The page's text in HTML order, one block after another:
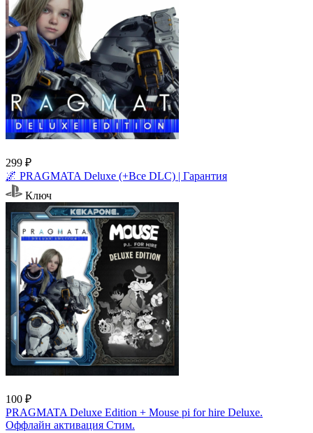
299 ₽
🌌 PRAGMATA Deluxe (+Все DLC) | Гарантия
Ключ
100 ₽
PRAGMATA Deluxe Edition + Mouse pi for hire Deluxe.
Оффлайн активация Cтим.